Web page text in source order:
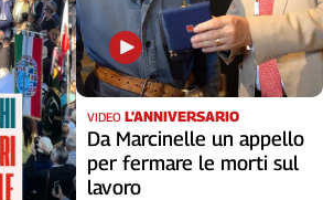
VIDEO L'ANNIVERSARIO
Da Marcinelle un appello
per fermare le morti sul
lavoro